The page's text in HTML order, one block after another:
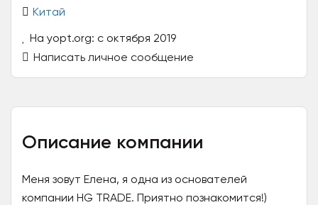
Китай
На yopt.org: с октября 2019
Написать личное сообщение
Описание компании
Меня зовут Елена, я одна из основателей
компании HG TRADE. Приятно познакомится!)